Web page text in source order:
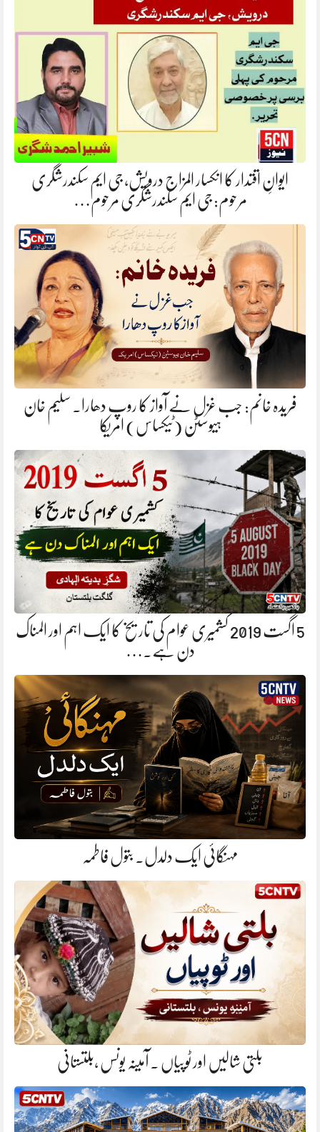
ایوانِ اقتدار کا انکسار المزاج درویش، جی ایم سکندرشگری
مرحوم: جی ایم سکندرشگری مرحوم…
فریدہ خانم: جب غزل نے آواز کا روپ دھارا. سلیم خان
ہیوسٹن (ٹیکساس) امریکا
5 اگست 2019 کشمیری عوام کی تاریخ کا ایک اہم اور المناک
دن ہے.…
مہنگائی ایک دلدل. بتول فاطمہ
بلتی شالیں اور ٹوپیاں . آمینہ یونس ،بلتستانی